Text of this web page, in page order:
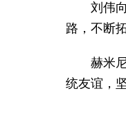
刘伟
路，不断
赫米
统友谊，